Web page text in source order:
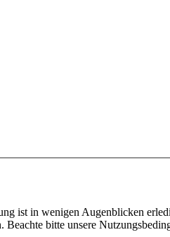
ist in wenigen Augenblicken
bitte unsere